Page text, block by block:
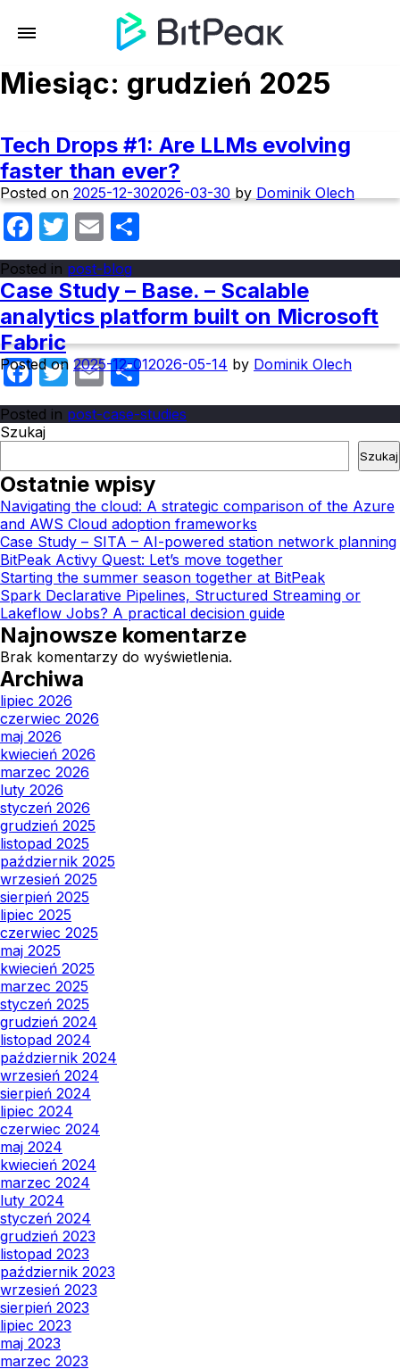
Miesiąc: grudzień 2025
Tech Drops #1: Are LLMs evolving
faster than ever?
Posted on 2025-12-302026-03-30 by Dominik Olech
Facebook
Twitter
Email
Posted in post-blog
Case Study – Base. – Scalable
analytics platform built on Microsoft
Fabric
Posted on 2025-12-012026-05-14 by Dominik Olech
Facebook
Twitter
EmailShare
Posted in post-case-studies
Szukaj
Szukaj
Ostatnie wpisy
Navigating the cloud: A strategic comparison of the Azure
and AWS Cloud adoption frameworks
Case Study – SITA – AI-powered station network planning
BitPeak Activy Quest: Let’s move together
Starting the summer season together at BitPeak
Spark Declarative Pipelines, Structured Streaming or
Lakeflow Jobs? A practical decision guide
Najnowsze komentarze
Brak komentarzy do wyświetlenia.
Archiwa
lipiec 2026
czerwiec 2026
maj 2026
kwiecień 2026
marzec 2026
luty 2026
styczeń 2026
grudzień 2025
listopad 2025
październik 2025
wrzesień 2025
sierpień 2025
lipiec 2025
czerwiec 2025
maj 2025
kwiecień 2025
marzec 2025
styczeń 2025
grudzień 2024
listopad 2024
październik 2024
wrzesień 2024
sierpień 2024
lipiec 2024
czerwiec 2024
maj 2024
kwiecień 2024
marzec 2024
luty 2024
styczeń 2024
grudzień 2023
listopad 2023
październik 2023
wrzesień 2023
sierpień 2023
lipiec 2023
maj 2023
marzec 2023